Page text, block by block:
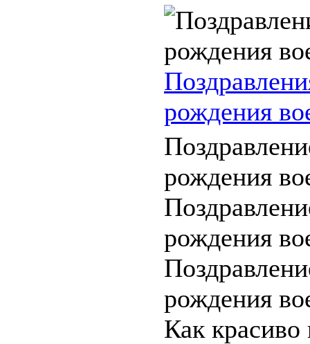
рождения
рождения
рождения
рождения
Как красиво